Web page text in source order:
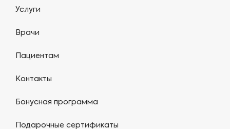
Услуги
Врачи
Пациентам
Контакты
Бонусная программа
Подарочные сертификаты